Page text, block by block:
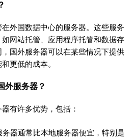
外国数据中心的服务器。这些服务
网站托管、应用程序托管和数据存
国外服务器可以在某些情况下提供
更低的成本。
外服务器？
有许多优势，包括：
务器通常比本地服务器便宜，特别是